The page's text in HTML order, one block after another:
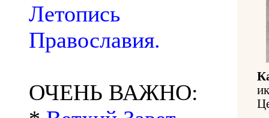
Летопись
Православия.
ОЧЕНЬ ВАЖНО: